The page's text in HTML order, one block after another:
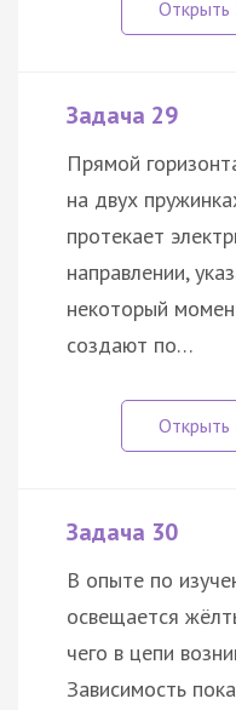
Задача 29
Прямой
на двух
протекает
направлении,
некоторый
создают по…
Задача 30
В опыте по
освещается
чего в цепи
Зависимость